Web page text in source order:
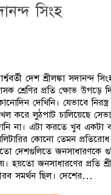
সিংহ
দেশ শ্রীলঙ্কা সদানন্দ
শ্রেণির প্রতি ক্ষোভ
দেখিনি। যেভাবে
করে লুঠপাট চালিয়েছে
না। এটা করতে খুব একটা
কোনো তেমন প্রতিরোধ
দেশগুলিতে জনসাধারণকে
হয়তো জনসাধারণের প্রতি
সমর্থন ছিল। দেশের…